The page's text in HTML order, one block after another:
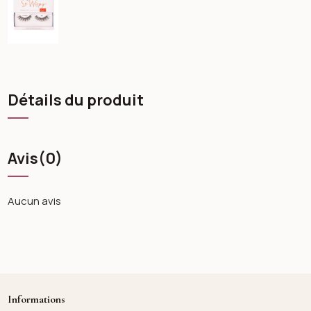
Détails du produit
Avis(0)
Aucun avis
Informations